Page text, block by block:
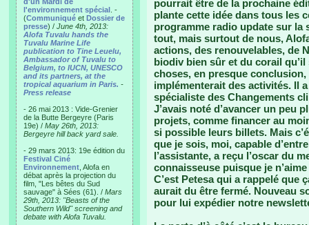
l'environnement spécial . -
(Communiqué et Dossier de
presse) / June 4th, 2013:
Alofa Tuvalu hands the
Tuvalu Marine Life
publication to Tine Leuelu,
Ambassador of Tuvalu to
Belgium, to IUCN, UNESCO
and its partners, at the
tropical aquarium in Paris. -
Press release
- 26 mai 2013 : Vide-Grenier
de la Butte Bergeyre (Paris
19e) / May 26th, 2013:
Bergeyre hill back yard sale.
- 29 mars 2013: 19e édition du
Festival Ciné
Environnement , Alofa en
débat après la projection du
film, "Les bêtes du Sud
sauvage" à Sées (61). / Mars
29th, 2013: "Beasts of the
Southern Wild" screening and
debate with Alofa Tuvalu.
pourrait être de la prochaine
plante cette idée dans tous les
programme radio update sur la
tout, mais surtout de nous,
actions, des renouvelables, de
biodiv bien sûr et du corail
choses, en presque
implémenterait des activités. Il
spécialiste des Changements
J’avais noté d’avancer un peu
projets, comme financer au
si possible leurs billets. Mais
que je sois, moi, capable
l’assistante, a reçu l’oscar du
connaisseuse puisque je
C’est Petesa qui a rappelé que
aurait du être fermé. Nouveau
pour lui expédier notre